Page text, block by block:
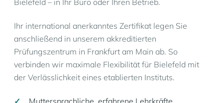
Bielefeld – in Ihr Büro oder Ihren Betrieb.
Ihr international anerkanntes Zertifikat legen Sie
anschließend in unserem akkreditierten
Prüfungszentrum in Frankfurt am Main ab. So
verbinden wir maximale Flexibilität für Bielefeld mit
der Verlässlichkeit eines etablierten Instituts.
Muttersprachliche, erfahrene Lehrkräfte